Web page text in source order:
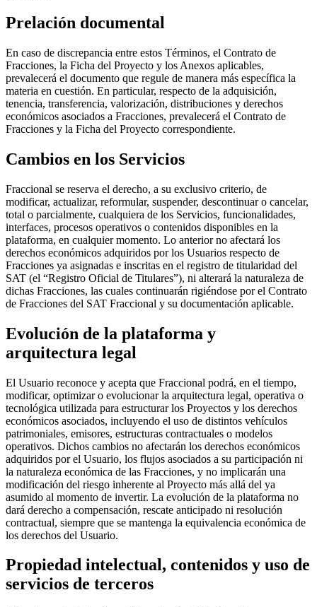
Prelación documental
En caso de discrepancia entre estos Términos, el Contrato de
Fracciones, la Ficha del Proyecto y los Anexos aplicables,
prevalecerá el documento que regule de manera más específica la
materia en cuestión. En particular, respecto de la adquisición,
tenencia, transferencia, valorización, distribuciones y derechos
económicos asociados a Fracciones, prevalecerá el Contrato de
Fracciones y la Ficha del Proyecto correspondiente.
Cambios en los Servicios
Fraccional se reserva el derecho, a su exclusivo criterio, de
modificar, actualizar, reformular, suspender, descontinuar o cancelar,
total o parcialmente, cualquiera de los Servicios, funcionalidades,
interfaces, procesos operativos o contenidos disponibles en la
plataforma, en cualquier momento. Lo anterior no afectará los
derechos económicos adquiridos por los Usuarios respecto de
Fracciones ya asignadas e inscritas en el registro de titularidad del
SAT (el “Registro Oficial de Titulares”), ni alterará la naturaleza de
dichas Fracciones, las cuales continuarán rigiéndose por el Contrato
de Fracciones del SAT Fraccional y su documentación aplicable.
Evolución de la plataforma y
arquitectura legal
El Usuario reconoce y acepta que Fraccional podrá, en el tiempo,
modificar, optimizar o evolucionar la arquitectura legal, operativa o
tecnológica utilizada para estructurar los Proyectos y los derechos
económicos asociados, incluyendo el uso de distintos vehículos
patrimoniales, emisores, estructuras contractuales o modelos
operativos. Dichos cambios no afectarán los derechos económicos
adquiridos por el Usuario, los flujos asociados a su participación ni
la naturaleza económica de las Fracciones, y no implicarán una
modificación del riesgo inherente al Proyecto más allá del ya
asumido al momento de invertir. La evolución de la plataforma no
dará derecho a compensación, rescate anticipado ni resolución
contractual, siempre que se mantenga la equivalencia económica de
los derechos del Usuario.
Propiedad intelectual, contenidos y uso de
servicios de terceros